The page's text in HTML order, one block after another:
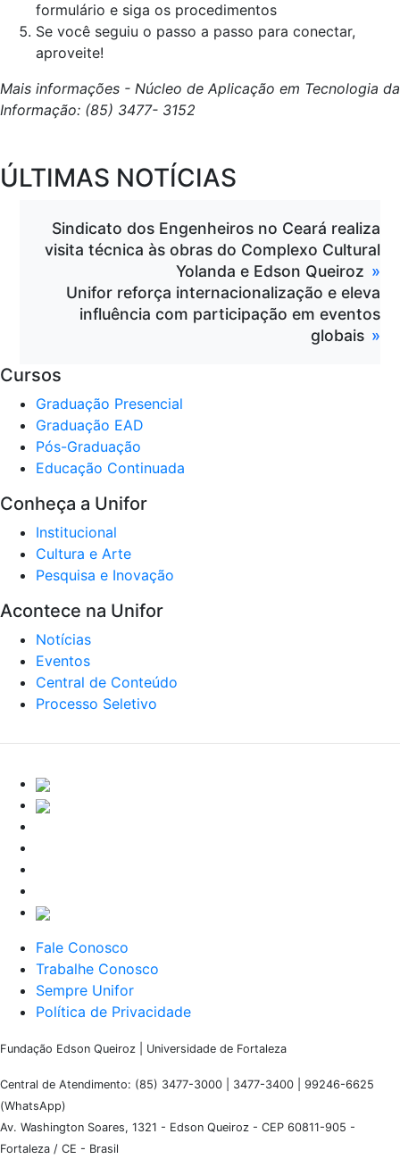
formulário e siga os procedimentos
Se você seguiu o passo a passo para conectar,
aproveite!
Mais informações - Núcleo de Aplicação em Tecnologia da
Informação: (85) 3477- 3152
ÚLTIMAS NOTÍCIAS
Sindicato dos Engenheiros no Ceará realiza
visita técnica às obras do Complexo Cultural
Yolanda e Edson Queiroz
Unifor reforça internacionalização e eleva
influência com participação em eventos
globais
Cursos
Graduação Presencial
Graduação EAD
Pós-Graduação
Educação Continuada
Conheça a Unifor
Institucional
Cultura e Arte
Pesquisa e Inovação
Acontece na Unifor
Notícias
Eventos
Central de Conteúdo
Processo Seletivo
Fale Conosco
Trabalhe Conosco
Sempre Unifor
Política de Privacidade
Fundação Edson Queiroz | Universidade de Fortaleza
Central de Atendimento: (85) 3477-3000 | 3477-3400 | 99246-6625
(WhatsApp)
Av. Washington Soares, 1321 - Edson Queiroz - CEP 60811-905 -
Fortaleza / CE - Brasil